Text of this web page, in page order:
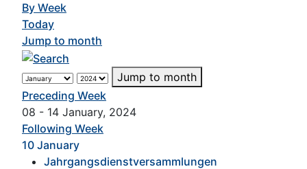
By Week
Today
Jump to month
Jump to month
Preceding Week
08 - 14 January, 2024
Following Week
10 January
Jahrgangsdienstversammlungen